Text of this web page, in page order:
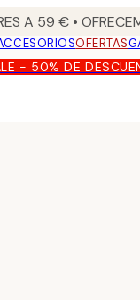
A 59 € •
OFERTAS
- 50% DE